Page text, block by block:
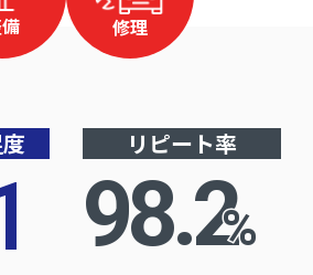
修理
リピート率
98.2%